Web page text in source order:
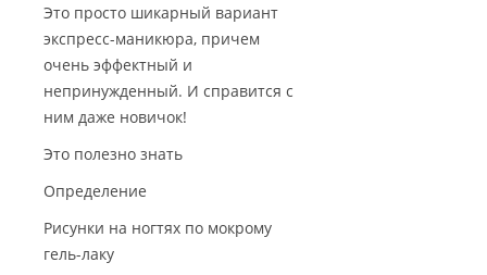
Это просто шикарный вариант
экспресс-маникюра, причем
очень эффектный и
непринужденный. И справится с
ним даже новичок!
Это полезно знать
Определение
Рисунки на ногтях по мокрому
гель-лаку